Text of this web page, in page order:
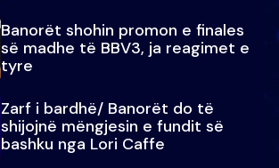
Banorët shohin promon e finales
së madhe të BBV3, ja reagimet e
tyre
Zarf i bardhë/ Banorët do të
shijojnë mëngjesin e fundit së
bashku nga Lori Caffe